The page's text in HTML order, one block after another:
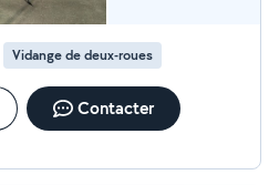
Vidange de deux-roues
Contacter